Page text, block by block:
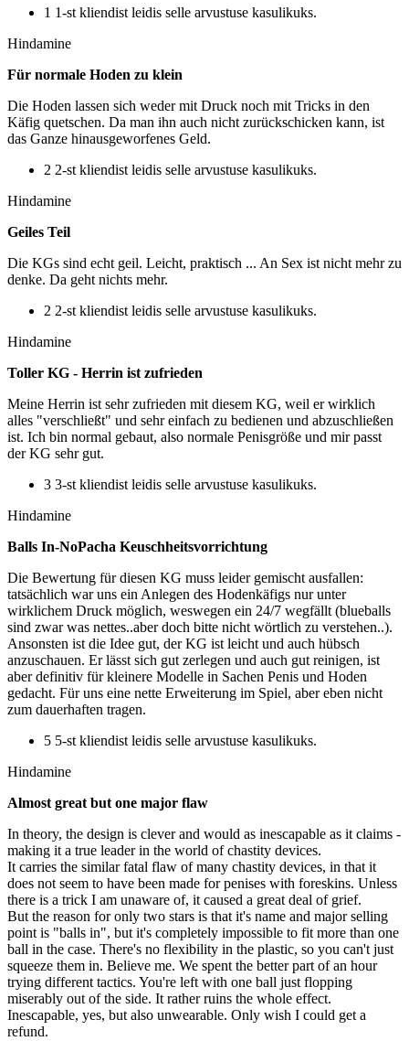
1 1-st kliendist leidis selle arvustuse kasulikuks.
Hindamine
Für normale Hoden zu klein
Die Hoden lassen sich weder mit Druck noch mit Tricks in den
Käfig quetschen. Da man ihn auch nicht zurückschicken kann, ist
das Ganze hinausgeworfenes Geld.
2 2-st kliendist leidis selle arvustuse kasulikuks.
Hindamine
Geiles Teil
Die KGs sind echt geil. Leicht, praktisch ... An Sex ist nicht mehr zu
denke. Da geht nichts mehr.
2 2-st kliendist leidis selle arvustuse kasulikuks.
Hindamine
Toller KG - Herrin ist zufrieden
Meine Herrin ist sehr zufrieden mit diesem KG, weil er wirklich
alles "verschließt" und sehr einfach zu bedienen und abzuschließen
ist. Ich bin normal gebaut, also normale Penisgröße und mir passt
der KG sehr gut.
3 3-st kliendist leidis selle arvustuse kasulikuks.
Hindamine
Balls In-NoPacha Keuschheitsvorrichtung
Die Bewertung für diesen KG muss leider gemischt ausfallen:
tatsächlich war uns ein Anlegen des Hodenkäfigs nur unter
wirklichem Druck möglich, weswegen ein 24/7 wegfällt (blueballs
sind zwar was nettes..aber doch bitte nicht wörtlich zu verstehen..).
Ansonsten ist die Idee gut, der KG ist leicht und auch hübsch
anzuschauen. Er lässt sich gut zerlegen und auch gut reinigen, ist
aber definitiv für kleinere Modelle in Sachen Penis und Hoden
gedacht. Für uns eine nette Erweiterung im Spiel, aber eben nicht
zum dauerhaften tragen.
5 5-st kliendist leidis selle arvustuse kasulikuks.
Hindamine
Almost great but one major flaw
In theory, the design is clever and would as inescapable as it claims -
making it a true leader in the world of chastity devices.
It carries the similar fatal flaw of many chastity devices, in that it
does not seem to have been made for penises with foreskins. Unless
there is a trick I am unaware of, it caused a great deal of grief.
But the reason for only two stars is that it's name and major selling
point is "balls in", but it's completely impossible to fit more than one
ball in the case. There's no flexibility in the plastic, so you can't just
squeeze them in. Believe me. We spent the better part of an hour
trying different tactics. You're left with one ball just flopping
miserably out of the side. It rather ruins the whole effect.
Inescapable, yes, but also unwearable. Only wish I could get a
refund.